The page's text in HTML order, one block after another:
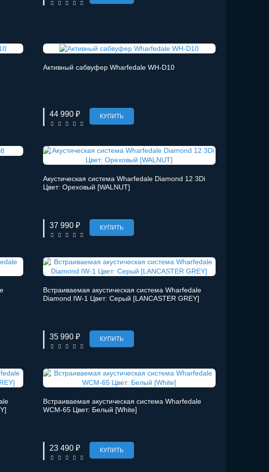
Активный сабвуфер Wharfedale WH-D10
44 990 ₽ КУПИТЬ
Акустическая система Wharfedale Diamond 12 3Di
Цвет: Ореховый [WALNUT]
37 990 ₽ КУПИТЬ
Встраиваемая акустическая система Wharfedale
Diamond IW-1 Цвет: Серый [LANCASTER GREY]
35 990 ₽ КУПИТЬ
Встраиваемая акустическая система Wharfedale
WCM-65 Цвет: Белый [White]
23 490 ₽ КУПИТЬ